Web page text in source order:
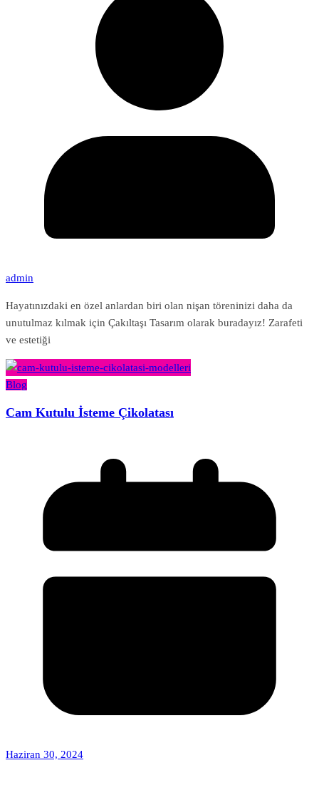
admin
Hayatınızdaki en özel anlardan biri olan nişan töreninizi daha da
unutulmaz kılmak için Çakıltaşı Tasarım olarak buradayız! Zarafeti
ve estetiği
Blog
Cam Kutulu İsteme Çikolatası
Haziran 30, 2024